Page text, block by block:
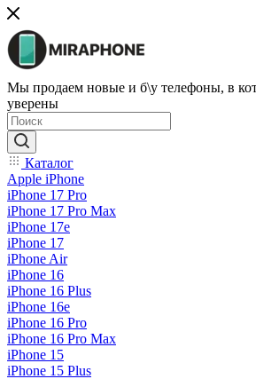
Мы продаем новые и б\у телефоны, в
уверены
Каталог
Apple iPhone
iPhone 17 Pro
iPhone 17 Pro Max
iPhone 17e
iPhone 17
iPhone Air
iPhone 16
iPhone 16 Plus
iPhone 16e
iPhone 16 Pro
iPhone 16 Pro Max
iPhone 15
iPhone 15 Plus